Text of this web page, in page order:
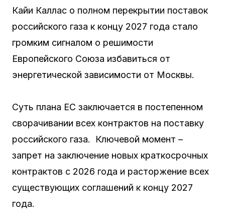
Кайи Каллас о полном перекрытии поставок
российского газа к концу 2027 года стало
громким сигналом о решимости
Европейского Союза избавиться от
энергетической зависимости от Москвы.
Суть плана ЕС заключается в постепенном
сворачивании всех контрактов на поставку
российского газа. Ключевой момент –
запрет на заключение новых краткосрочных
контрактов с 2026 года и расторжение всех
существующих соглашений к концу 2027
года.